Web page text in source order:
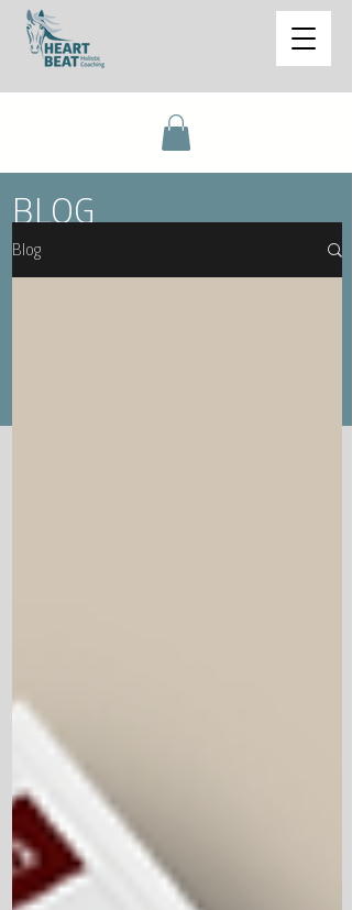
BLOG
Blog